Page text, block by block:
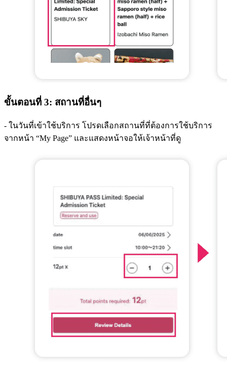
ขั้นตอนที่ 3: สถานที่อื่นๆ
- ในวันที่เข้าใช้บริการ โปรดเลือกสถานที่ที่ต้องการใช้บริการ
จากหน้า “My Page” และแสดงหน้าจอให้เจ้าหน้าที่ดู